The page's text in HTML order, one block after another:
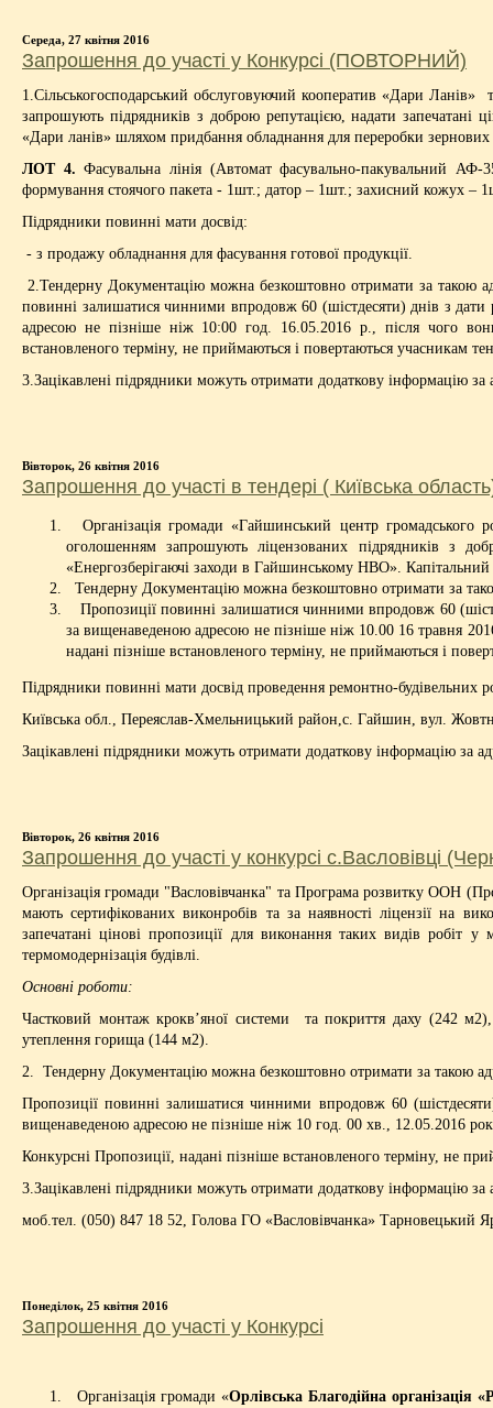
Середа, 27 квітня 2016
Запрошення до участі у Конкурсі (ПОВТОРНИЙ)
1.Сільськогосподарський обслуговуючий кооператив «Дари
запрошують підрядників з доброю репутацією, надати
«Дари ланів» шляхом придбання обладнання для переробки зернових
ЛОТ 4. Фасувальна лінія (Автомат фасувально-пакувальний
формування стоячого пакета - 1шт.; датор – 1шт.; захисний кожух –
Підрядники повинні мати досвід:
- з продажу обладнання для фасування готової продукції.
2.Тендерну Документацію можна безкоштовно отримати за такою
повинні залишатися чинними впродовж 60 (шістдесяти) днів з дати
адресою не пізніше ніж 10:00 год. 16.05.2016 р., після чого
встановленого терміну, не приймаються і повертаються учасникам
3.Зацікавлені підрядники можуть отримати додаткову інформацію
Вівторок, 26 квітня 2016
Запрошення до участі в тендері ( Київська
Організація громади «Гайшинський центр
оголошенням запрошують ліцензованих підрядників з
«Енергозберігаючі заходи в Гайшинському НВО». Капітальний
Тендерну Документацію можна безкоштовно отримати за
Пропозиції повинні залишатися чинними впродовж 60
за вищенаведеною адресою не пізніше ніж 10.00 16 травня
надані пізніше встановленого терміну, не приймаються і
Підрядники повинні мати досвід проведення ремонтно-будівельних
Київська обл., Переяслав-Хмельницький район,с. Гайшин, вул.
Зацікавлені підрядники можуть отримати додаткову інформацію
Вівторок, 26 квітня 2016
Запрошення до участі у конкурсі c.Васловівці
Організація громади "Васловівчанка" та Програма розвитку ООН
мають сертифікованих виконробів та за наявності ліцензії на
запечатані цінові пропозиції для виконання таких видів робіт
термомодернізація будівлі.
Основні роботи:
Частковий монтаж крокв’яної системи та покриття даху (242
утеплення горища (144 м2).
2. Тендерну Документацію можна безкоштовно отримати за такою
Пропозиції повинні залишатися чинними впродовж 60
вищенаведеною адресою не пізніше ніж 10 год. 00 хв., 12.05.2016
Конкурсні Пропозиції, надані пізніше встановленого терміну, не
3.Зацікавлені підрядники можуть отримати додаткову інформацію
моб.тел. (050) 847 18 52, Голова ГО «Васловівчанка» Тарновецький
Понеділок, 25 квітня 2016
Запрошення до участі у Конкурсі
Організація громади «Орлівська Благодійна організація